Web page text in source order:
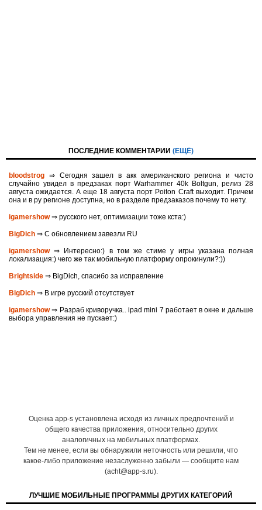
ПОСЛЕДНИЕ КОММЕНТАРИИ (ЕЩЁ)
bloodstrog ⇒ Сегодня зашел в акк американского региона и чисто
случайно увидел в предзаках порт Warhammer 40k Boltgun, релиз 28
августа ожидается. A eще 18 августа порт Poiton Сraft выходит. Причем
она и в ру регионе доступна, но в разделе предзаказов почему то нету.
igamershow⇒ русского нет, оптимизации тоже кста:)
BigDich ⇒ С обновлением завезли RU
igamershow⇒ Интересно:) в том же стиме у игры указана полная
локализация:) чего же так мобильную платформу опрокинули?:))
Brightside ⇒ BigDich, спасибо за исправление
BigDich ⇒ В игре русский отсутствует
igamershow⇒ Разраб криворучка.. ipad mini 7 работает в окне и дальше
выбора управления не пускает:)
Оценка app-s установлена исходя из личных предпочтений и
общего качества приложения, относительно других
аналогичных на мобильных платформах.
Тем не менее, если вы обнаружили неточность или решили, что
какое-либо приложение незаслуженно забыли — сообщите нам
(acht@app-s.ru).
ЛУЧШИЕ МОБИЛЬНЫЕ ПРОГРАММЫ ДРУГИХ КАТЕГОРИЙ